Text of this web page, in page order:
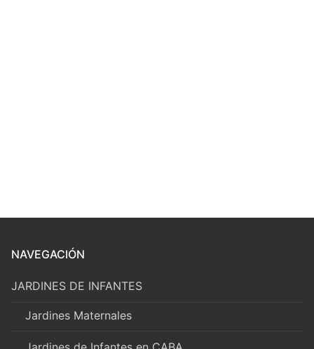
NAVEGACIÓN
JARDINES DE INFANTES
Jardines Maternales